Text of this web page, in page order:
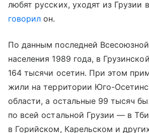
любят русских, уходят из
говорил он.
По данным последней
населения 1989 года, в
164 тысячи осетин. При этом
жили на территории Юго-
области, а остальные 99 тысяч
по всей остальной Грузии — в
в Горийском, Карельском и